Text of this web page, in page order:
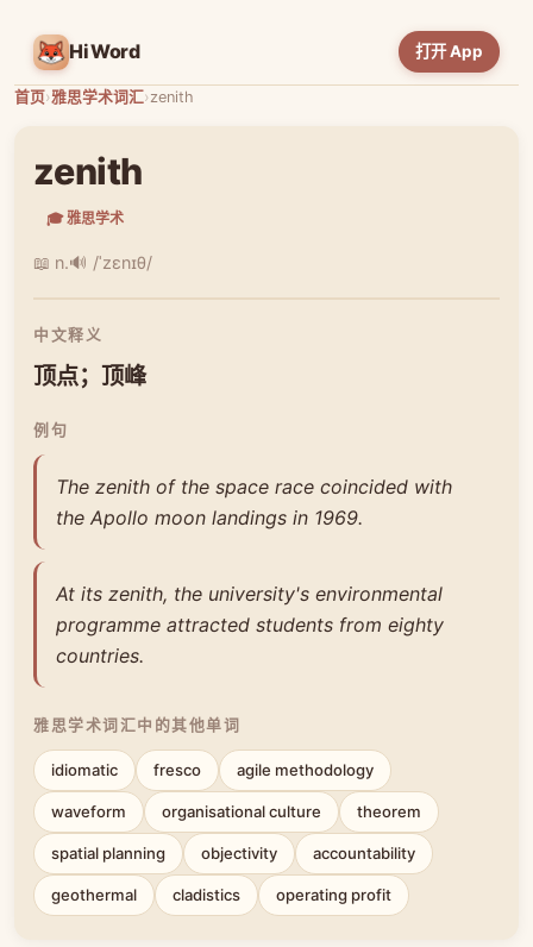
HiWord 打开 App
首页›雅思学术词汇›zenith
zenith
🎓 雅思学术
📖 n.🔊 /ˈzɛnɪθ/
中文释义
顶点；顶峰
例句
The zenith of the space race coincided with
the Apollo moon landings in 1969.
At its zenith, the university's environmental
programme attracted students from eighty
countries.
雅思学术词汇中的其他单词
idiomatic fresco agile methodology
waveform organisational culture theorem
spatial planning objectivity accountability
geothermal cladistics operating profit